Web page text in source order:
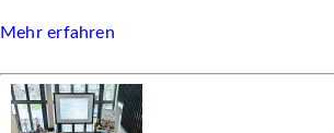
Mehr erfahren